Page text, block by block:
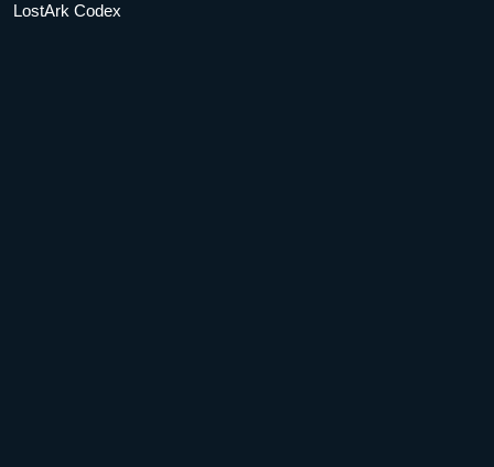
LostArk Codex